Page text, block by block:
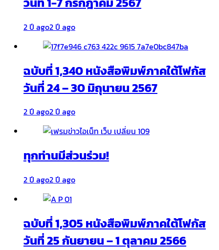
2 ปี ago2 ปี ago
ฉบับที่ 1,340 หนังสือพิมพ์ภาคใต้โฟกัส
วันที่ 24 – 30 มิถุนายน 2567
2 ปี ago2 ปี ago
ทุกท่านมีส่วนร่วม!
2 ปี ago2 ปี ago
ฉบับที่ 1,305 หนังสือพิมพ์ภาคใต้โฟกัส
วันที่ 25 กันยายน – 1 ตุลาคม 2566